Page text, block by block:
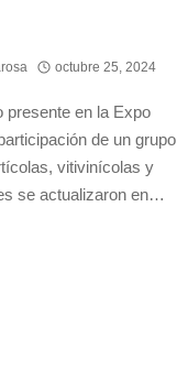
octubre 25, 2024
presente en la Expo
de un grupo
vitivinícolas y
se actualizaron en…